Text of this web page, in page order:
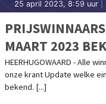
25 april 2023, 8:59 uur
MAART 2023
HEERHUGOWAARD - Alle
onze krant Update welke
bekend. [...]